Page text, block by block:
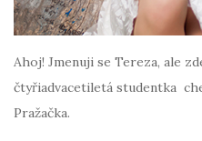
Ahoj! Jmenuji se Tereza, ale
čtyřiadvacetiletá studentka
Pražačka.